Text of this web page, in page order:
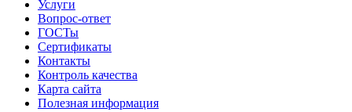
Услуги
Вопрос-ответ
ГОСТы
Сертификаты
Контакты
Контроль качества
Карта сайта
Полезная информация